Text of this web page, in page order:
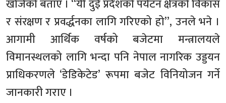
खोजेको बताए । “यी दुई प्रदेशको पर्यटन क्षेत्रको विकास
र संरक्षण र प्रवर्द्धनका लागि गरिएको हो”, उनले भने ।
आगामी आर्थिक वर्षको बजेटमा मन्त्रालयले
विमानस्थलको लागि भन्दा पनि नेपाल नागरिक उड्डयन
प्राधिकरणले ‘डेडिकेटेड’ रूपमा बजेट विनियोजन गर्ने
जानकारी गराए ।